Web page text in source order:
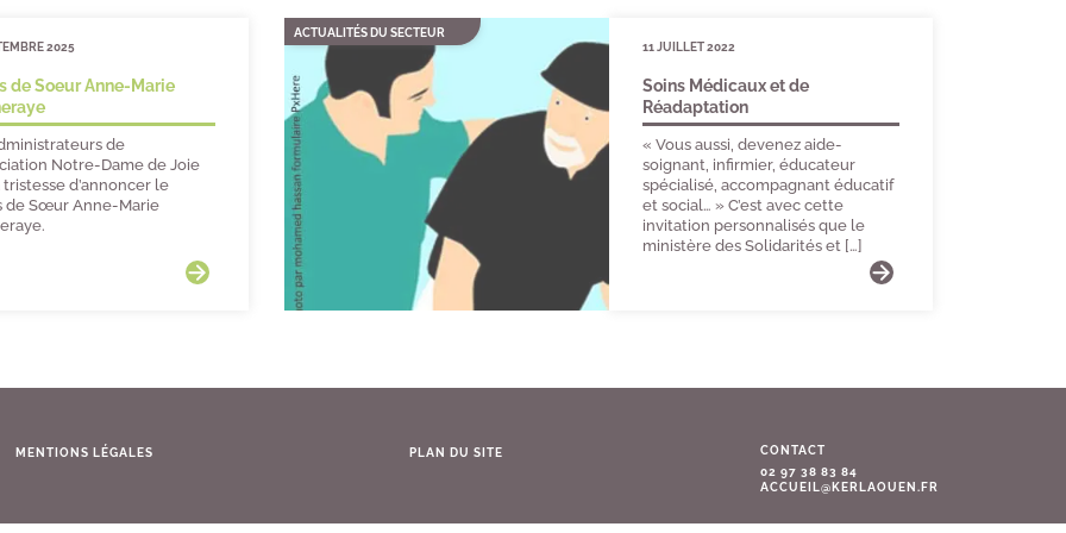
2025
de Soeur Anne-Marie
de
Notre-Dame de Joie
d’annoncer le
de Sœur Anne-Marie
ACTUALITÉS DU SECTEUR
11 JUILLET 2022
Soins Médicaux et de
Réadaptation
« Vous aussi, devenez aide-
soignant, infirmier, éducateur
spécialisé, accompagnant éducatif
et social… » C’est avec cette
invitation personnalisés que le
ministère des Solidarités et […]
MENTIONS LÉGALES PLAN DU SITE
CONTACT
02 97 38 83 84
ACCUEIL@KERLAOUEN.FR